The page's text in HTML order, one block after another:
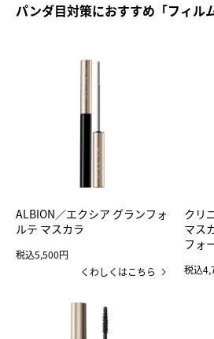
パンダ目対策におすすめ「フィル
ALBION／エクシア グランフォ
ルテ マスカラ
税込5,500円
くわしくはこちら
クリ
マス
フォ
税込